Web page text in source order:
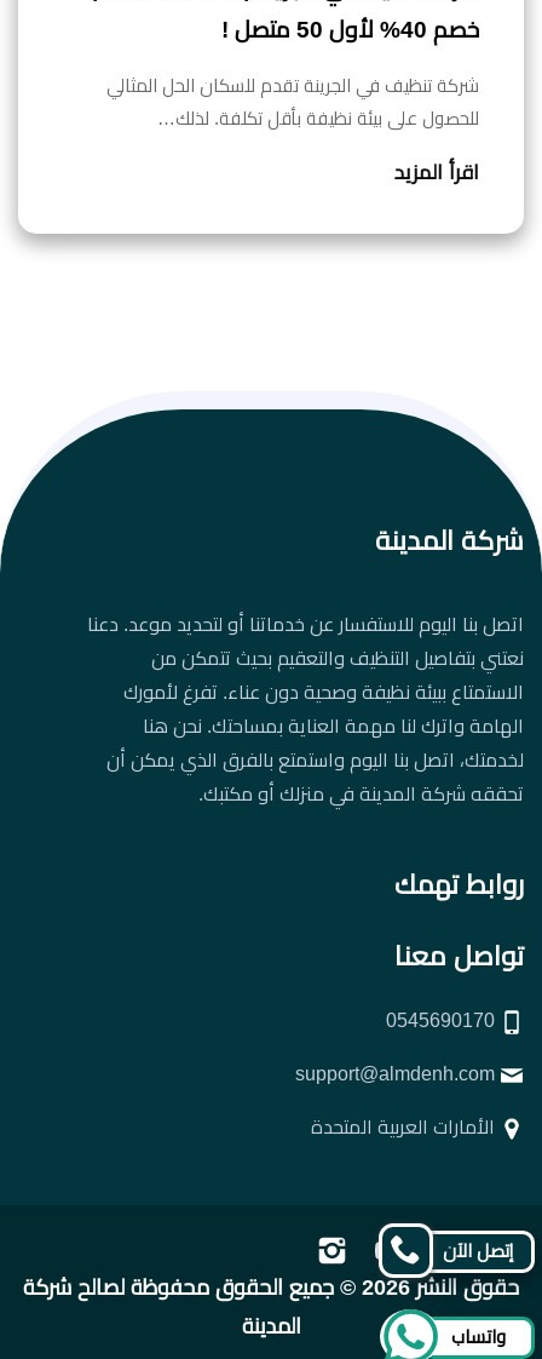
خصم 40% لأول 50 متصل !
شركة تنظيف في الجرينة تقدم للسكان الحل المثالي
للحصول على بيئة نظيفة بأقل تكلفة. لذلك…
اقرأ المزيد
شركة المدينة
اتصل بنا اليوم للاستفسار عن خدماتنا أو لتحديد موعد. دعنا
نعتني بتفاصيل التنظيف والتعقيم بحيث تتمكن من
الاستمتاع ببيئة نظيفة وصحية دون عناء. تفرغ لأمورك
الهامة واترك لنا مهمة العناية بمساحتك. نحن هنا
لخدمتك، اتصل بنا اليوم واستمتع بالفرق الذي يمكن أن
تحققه شركة المدينة في منزلك أو مكتبك.
روابط تهمك
تواصل معنا
الأمارات العربية المتحدة
تابعنا
على
فيسبوك
تابعنا
على
تويتر
تابعنا
على
على
إنستجرام
حقوق النشر 2026 © جميع الحقوق محفوظة لصالح شركة
المدينة
إتصل الآن
واتساب